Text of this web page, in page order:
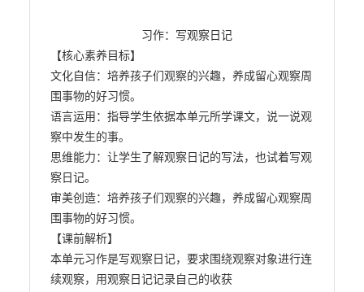
【核心素养目标】
文化自信：培养孩子们观察的兴趣，养成留心观察周
围事物的好习惯。
语言运用：指导学生依据本单元所学课文，说一说观
察中发生的事。
思维能力：让学生了解观察日记的写法，也试着写观
察日记。
审美创造：培养孩子们观察的兴趣，养成留心观察周
围事物的好习惯。
【课前解析】
本单元习作是写观察日记，要求围绕观察对象进行连
续观察，用观察日记记录自己的收获